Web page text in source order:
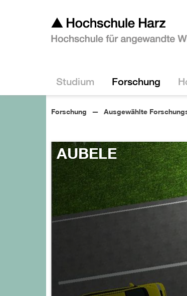
Studium Forschung
Forschung Ausgewählte
AUBELE